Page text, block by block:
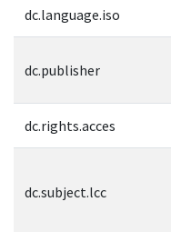
dc.language.iso
dc.publisher
dc.rights.acces
dc.subject.lcc